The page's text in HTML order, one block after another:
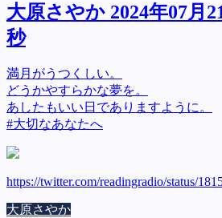
大原さやか 2024年07月
秒
満月がうつくしい。
どうかやすらかな夢を。
あしたもいい日でありますように。
#大切なあなたへ
https://twitter.com/readingradio/status/
大原さやか